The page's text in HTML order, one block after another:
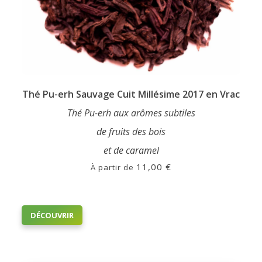
Thé Pu-erh Sauvage Cuit Millésime 2017 en Vrac
Thé Pu-erh aux arômes subtiles
de fruits des bois
et de caramel
À partir de 11,00 €
DÉCOUVRIR
Ce